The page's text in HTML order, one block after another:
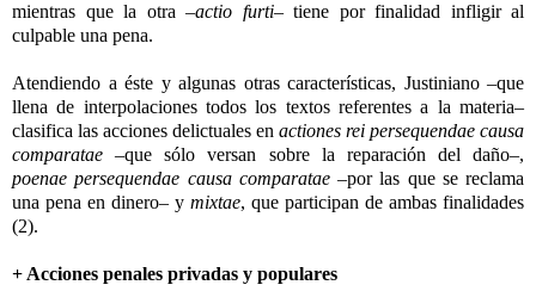
mientras que la otra –actio furti– tiene por finalidad infligir al
culpable una pena.
Atendiendo a éste y algunas otras características, Justiniano –que
llena de interpolaciones todos los textos referentes a la materia–
clasifica las acciones delictuales en actiones rei persequendae causa
comparatae –que sólo versan sobre la reparación del daño–,
poenae persequendae causa comparatae–por las que se reclama
una pena en dinero– y mixtae, que participan de ambas finalidades
(2).
+ Acciones penales privadas y populares